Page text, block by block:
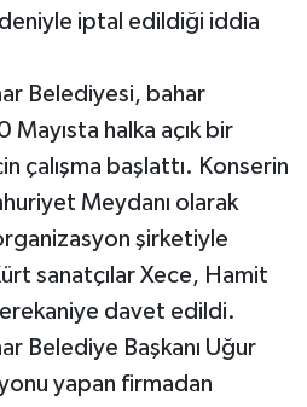
iptal edildiği iddia
Belediyesi, bahar
Mayısta halka açık bir
çalışma başlattı. Konserin
Meydanı olarak
şirketiyle
sanatçılar Xece, Hamit
davet edildi.
Belediye Başkanı Uğur
yapan firmadan